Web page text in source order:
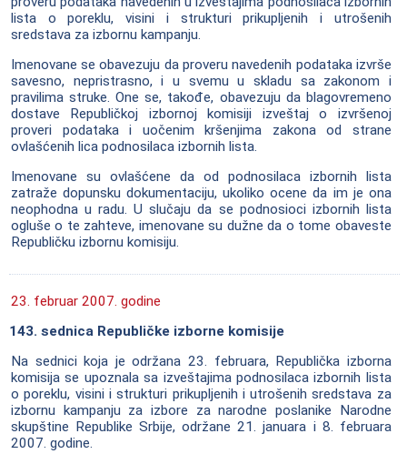
lista o poreklu, visini i strukturi prikupljenih i utrošenih
sredstava za izbornu kampanju.
Imenovane se obavezuju da proveru navedenih podataka izvrše
savesno, nepristrasno, i u svemu u skladu sa zakonom i
pravilima struke. One se, takođe, obavezuju da blagovremeno
dostave Republičkoj izbornoj komisiji izveštaj o izvršenoj
proveri podataka i uočenim kršenjima zakona od strane
ovlašćenih lica podnosilaca izbornih lista.
Imenovane su ovlašćene da od podnosilaca izbornih lista
zatraže dopunsku dokumentaciju, ukoliko ocene da im je ona
neophodna u radu. U slučaju da se podnosioci izbornih lista
ogluše o te zahteve, imenovane su dužne da o tome obaveste
Republičku izbornu komisiju.
23. februar 2007. godine
143. sednica Republičke izborne komisije
Na sednici koja je održana 23. februara, Republička izborna
komisija se upoznala sa izveštajima podnosilaca izbornih lista
o poreklu, visini i strukturi prikupljenih i utrošenih sredstava za
izbornu kampanju za izbore za narodne poslanike Narodne
skupštine Republike Srbije, održane 21. januara i 8. februara
2007. godine.